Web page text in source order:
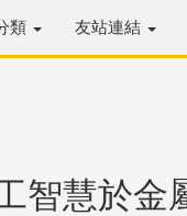
類 友站連結
智慧於金